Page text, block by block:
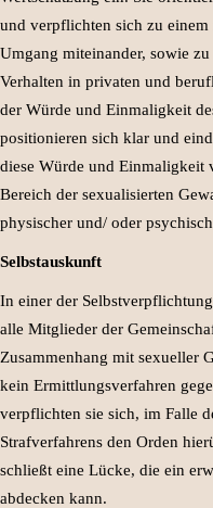
und verpflichten sich zu
Umgang miteinander, sowie
Verhalten in privaten und
der Würde und Einmaligkeit
positionieren sich klar und
diese Würde und Einmaligkeit
Bereich der sexualisierten
physischer und/ oder
Selbstauskunft
In einer der
alle Mitglieder der
Zusammenhang mit sexueller
kein Ermittlungsverfahren
verpflichten sie sich, im Falle
Strafverfahrens den Orden
schließt eine Lücke, die ein
abdecken kann.